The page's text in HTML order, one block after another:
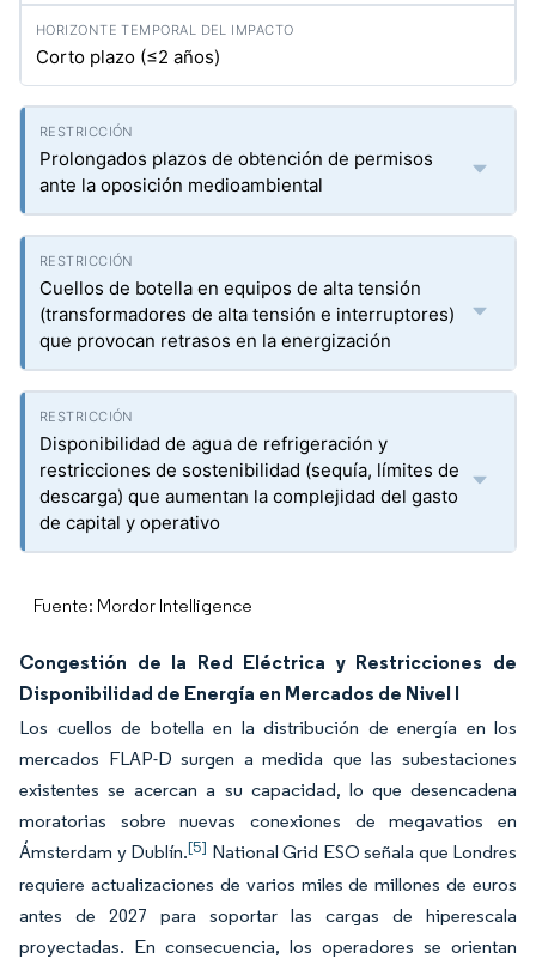
Corto plazo (≤2 años)
Prolongados plazos de obtención de permisos
ante la oposición medioambiental
Cuellos de botella en equipos de alta tensión
(transformadores de alta tensión e interruptores)
que provocan retrasos en la energización
Disponibilidad de agua de refrigeración y
restricciones de sostenibilidad (sequía, límites de
descarga) que aumentan la complejidad del gasto
de capital y operativo
Fuente: Mordor Intelligence
Congestión de la Red Eléctrica y Restricciones de
Disponibilidad de Energía en Mercados de Nivel I
Los cuellos de botella en la distribución de energía en los
mercados FLAP-D surgen a medida que las subestaciones
existentes se acercan a su capacidad, lo que desencadena
moratorias sobre nuevas conexiones de megavatios en
Ámsterdam y Dublín.[5] National Grid ESO señala que Londres
requiere actualizaciones de varios miles de millones de euros
antes de 2027 para soportar las cargas de hiperescala
proyectadas. En consecuencia, los operadores se orientan